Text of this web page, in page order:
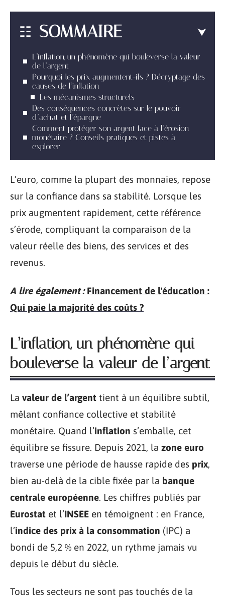
SOMMAIRE
L’inflation, un phénomène qui bouleverse la valeur
de l’argent
Pourquoi les prix augmentent-ils ? Décryptage des
causes de l’inflation
Les mécanismes structurels
Des conséquences concrètes sur le pouvoir
d’achat et l’épargne
Comment protéger son argent face à l’érosion
monétaire ? Conseils pratiques et pistes à
explorer
L’euro, comme la plupart des monnaies, repose
sur la confiance dans sa stabilité. Lorsque les
prix augmentent rapidement, cette référence
s’érode, compliquant la comparaison de la
valeur réelle des biens, des services et des
revenus.
A lire également : Financement de l'éducation :
Qui paie la majorité des coûts ?
L’inflation, un phénomène qui
bouleverse la valeur de l’argent
La valeur de l’argent tient à un équilibre subtil,
mêlant confiance collective et stabilité
monétaire. Quand l’inflation s’emballe, cet
équilibre se fissure. Depuis 2021, la zone euro
traverse une période de hausse rapide des prix,
bien au-delà de la cible fixée par la banque
centrale européenne. Les chiffres publiés par
Eurostat et l’INSEE en témoignent : en France,
l’indice des prix à la consommation (IPC) a
bondi de 5,2 % en 2022, un rythme jamais vu
depuis le début du siècle.
Tous les secteurs ne sont pas touchés de la